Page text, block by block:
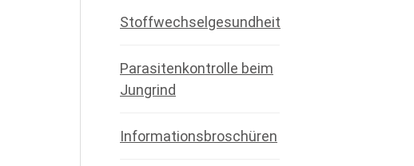
Stoffwechselgesundheit
Parasitenkontrolle beim
Jungrind
Informationsbroschüren